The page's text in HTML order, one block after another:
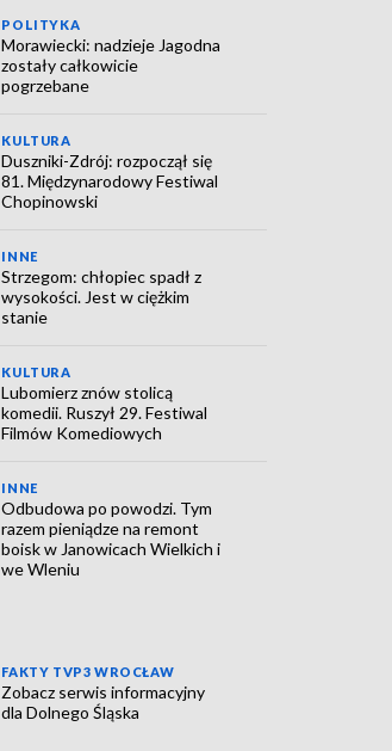
POLITYKA
Morawiecki: nadzieje Jagodna
zostały całkowicie
pogrzebane
KULTURA
Duszniki-Zdrój: rozpoczął się
81. Międzynarodowy Festiwal
Chopinowski
INNE
Strzegom: chłopiec spadł z
wysokości. Jest w ciężkim
stanie
KULTURA
Lubomierz znów stolicą
komedii. Ruszył 29. Festiwal
Filmów Komediowych
INNE
Odbudowa po powodzi. Tym
razem pieniądze na remont
boisk w Janowicach Wielkich i
we Wleniu
FAKTY TVP3 WROCŁAW
Zobacz serwis informacyjny
dla Dolnego Śląska